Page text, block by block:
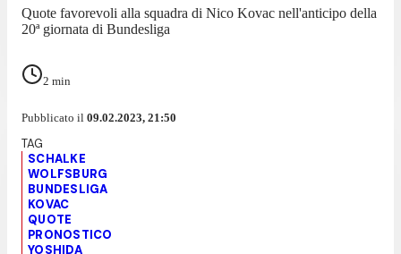
Quote favorevoli alla squadra di Nico Kovac nell'anticipo della
20ª giornata di Bundesliga
2 min
Pubblicato il 09.02.2023, 21:50
SCHALKE
WOLFSBURG
BUNDESLIGA
KOVAC
QUOTE
PRONOSTICO
YOSHIDA